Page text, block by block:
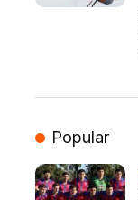
Popular